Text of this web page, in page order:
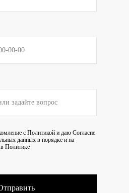
с Политикой и даю Согласие
данных в порядке и на
Политике